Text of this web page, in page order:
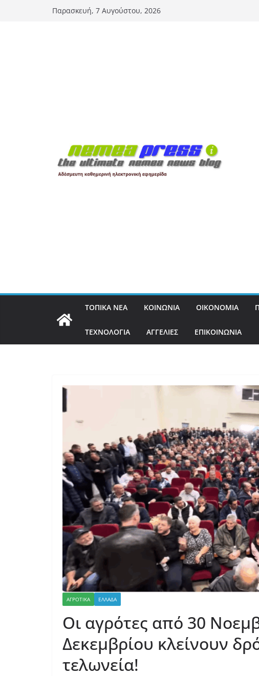
Παρασκευή, 7 Αυγούστου, 2026
ΤΟΠΙΚΑ ΝΕΑ ΚΟΙΝΩΝΙΑ ΟΙΚΟΝΟΜΙΑ
ΤΕΧΝΟΛΟΓΙΑ ΑΓΓΕΛΙΕΣ ΕΠΙΚΟΙΝΩΝΙΑ
ΑΓΡΟΤΙΚΑ ΕΛΛΑΔΑ
Οι αγρότες από 30
Δεκεμβρίου κλείνουν
τελωνεία!